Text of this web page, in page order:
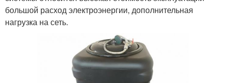
большой расход электроэнергии, дополнительная
нагрузка на сеть.